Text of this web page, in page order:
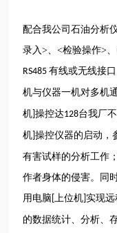
配合我公司石油分析
录入>、<检验操作>
RS485有线或无线接
机与仪器一机对多机
机 ]操控达128台我厂
机 ]操控仪器的启动，
有害试样的分析工作
作者身体的侵害。同
用电脑 [ 上位机 ]实现
的数据统计、分析、